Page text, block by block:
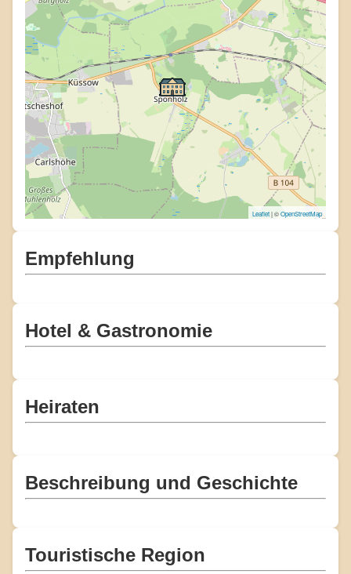
Leaflet| ©OpenStreetMap
Empfehlung
Hotel & Gastronomie
Heiraten
Beschreibung und Geschichte
Touristische Region